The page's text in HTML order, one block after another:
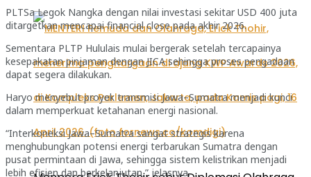
PLTSa Legok Nangka dengan nilai investasi sekitar USD 400 juta
ditargetkan mencapai financial close pada akhir 2026.
Sementara PLTP Hululais mulai bergerak setelah tercapainya
kesepakatan pinjaman dengan JICA sehingga proses pengadaan
dapat segera dilakukan.
Haryo menyebut proyek transmisi Jawa–Sumatra menjadi kunci
dalam memperkuat ketahanan energi nasional.
“Interkoneksi Jawa–Sumatra sangat strategis karena
menghubungkan potensi energi terbarukan Sumatra dengan
pusat permintaan di Jawa, sehingga sistem kelistrikan menjadi
lebih efisien dan berkelanjutan,” jelasnya.